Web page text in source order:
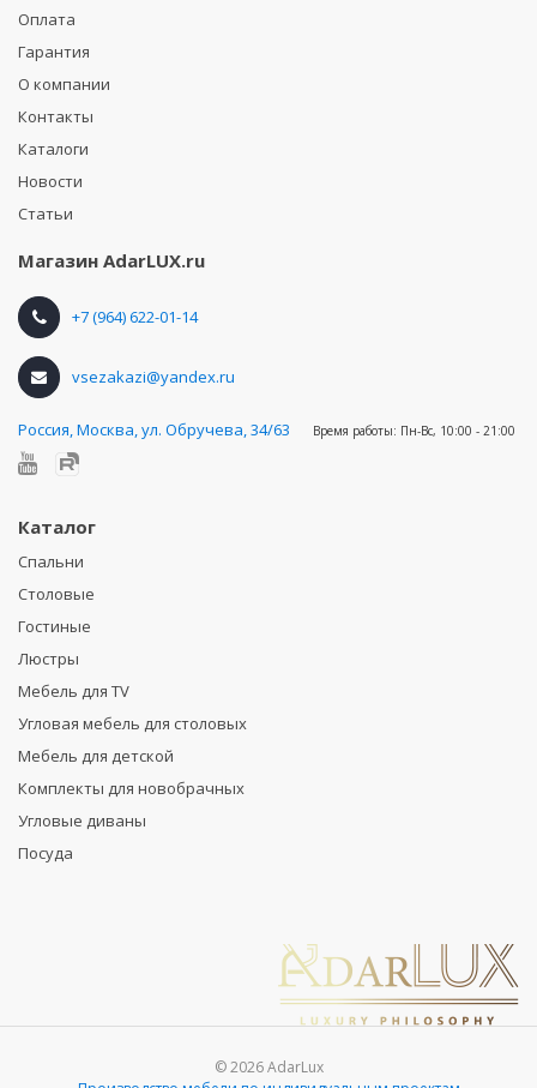
Оплата
Гарантия
О компании
Контакты
Каталоги
Новости
Статьи
Магазин AdarLUX.ru
+7 (964) 622-01-14
vsezakazi@yandex.ru
Россия,Москва, ул. Обручева, 34/63 Время работы: Пн-Вс, 10:00 - 21:00
Каталог
Спальни
Столовые
Гостиные
Люстры
Мебель для TV
Угловая мебель для столовых
Мебель для детской
Комплекты для новобрачных
Угловые диваны
Посуда
© 2026 AdarLux